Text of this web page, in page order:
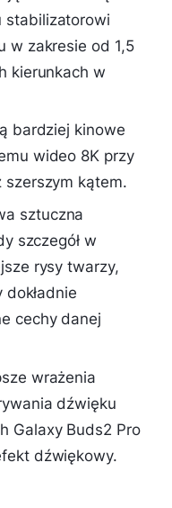
stabilizatorowi
w zakresie od 1,5
kierunkach w
bardziej kinowe
wideo 8K przy
kątem.
sztuczna
szczegół w
rysy twarzy,
dokładnie
cechy danej
wrażenia
dźwięku
Galaxy Buds2 Pro
dźwiękowy.